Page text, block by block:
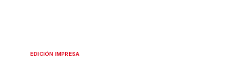
EDICIÓN IMPRESA